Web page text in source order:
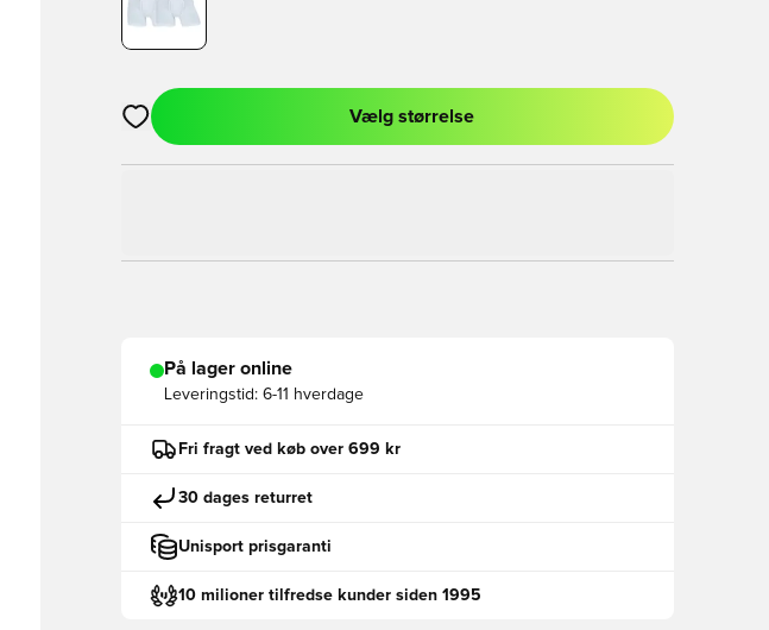
Åbner en Modal til at logge ind eller tilmelde dig som medlem
Vælg størrelse
På lager online
Leveringstid: 6-11 hverdage
Fri fragt ved køb over 699 kr
30 dages returret
Unisport prisgaranti
10 milioner tilfredse kunder siden 1995